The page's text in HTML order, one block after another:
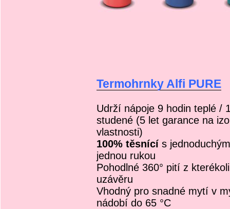
Termohrnky Alfi PURE
Udrží nápoje 9 hodin teplé /
studené (5 let garance na
vlastnosti)
100% těsnící s
jednou rukou
Pohodlné 360° pití z
uzávěru
Vhodný pro snadné mytí v
nádobí do 65 °C